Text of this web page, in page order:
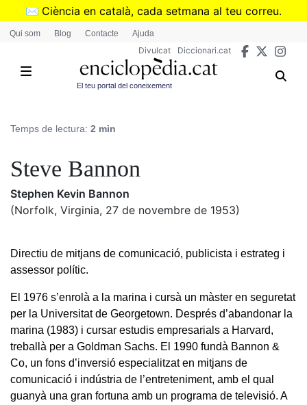
Vés
✉️ Ciència en català, cada setmana al teu correu.
➜Subscriu-te al butlletí de Divulcat
Qui som Blog Contacte Ajuda
Divulcat Diccionari.cat
El teu portal del coneixement
Temps de lectura: 2 min
Steve Bannon
Stephen Kevin Bannon
(Norfolk, Virginia, 27 de novembre de 1953)
Directiu de mitjans de comunicació, publicista i estrateg i
assessor polític.
El 1976 s’enrolà a la marina i cursà un màster en seguretat
per la Universitat de Georgetown. Després d’abandonar la
marina (1983) i cursar estudis empresarials a Harvard,
treballà per a Goldman Sachs. El 1990 fundà Bannon &
Co, un fons d’inversió especialitzat en mitjans de
comunicació i indústria de l’entreteniment, amb el qual
guanyà una gran fortuna amb un programa de televisió. A